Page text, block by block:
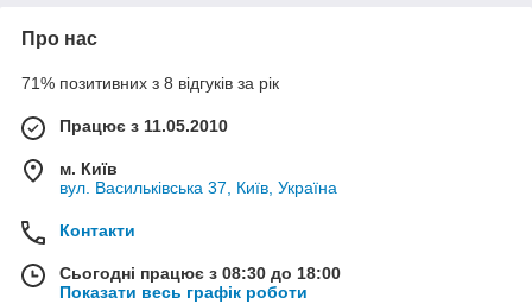
Про нас
71% позитивних з 8 відгуків за рік
Працює з 11.05.2010
м. Київ
вул. Васильківська 37, Київ, Україна
Контакти
Сьогодні працює з 08:30 до 18:00
Показати весь графік роботи